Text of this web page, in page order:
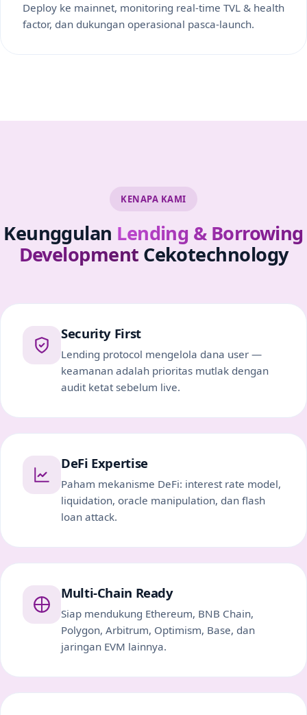
Deploy ke mainnet, monitoring real-time TVL & health
factor, dan dukungan operasional pasca-launch.
KENAPA KAMI
Keunggulan Lending & Borrowing
Development Cekotechnology
Security First
Lending protocol mengelola dana user —
keamanan adalah prioritas mutlak dengan
audit ketat sebelum live.
DeFi Expertise
Paham mekanisme DeFi: interest rate model,
liquidation, oracle manipulation, dan flash
loan attack.
Multi-Chain Ready
Siap mendukung Ethereum, BNB Chain,
Polygon, Arbitrum, Optimism, Base, dan
jaringan EVM lainnya.